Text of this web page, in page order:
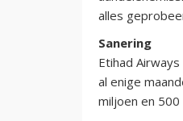
alles
Sanering
Etihad
al enige
miljoen en